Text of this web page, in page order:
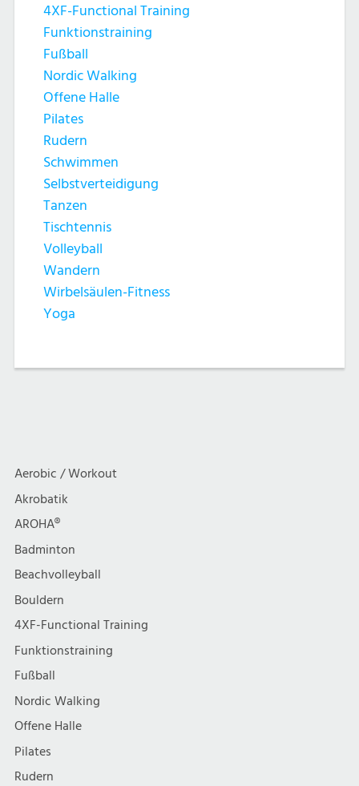
4XF-Functional Training
Funktionstraining
Fußball
Nordic Walking
Offene Halle
Pilates
Rudern
Schwimmen
Selbstverteidigung
Tanzen
Tischtennis
Volleyball
Wandern
Wirbelsäulen-Fitness
Yoga
Aerobic / Workout
Akrobatik
AROHA®
Badminton
Beachvolleyball
Bouldern
4XF-Functional Training
Funktionstraining
Fußball
Nordic Walking
Offene Halle
Pilates
Rudern